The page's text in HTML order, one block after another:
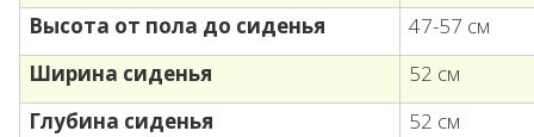
Высота от пола до сиденья
47-57 см
Ширина сиденья
52 см
Глубина сиденья
52 см